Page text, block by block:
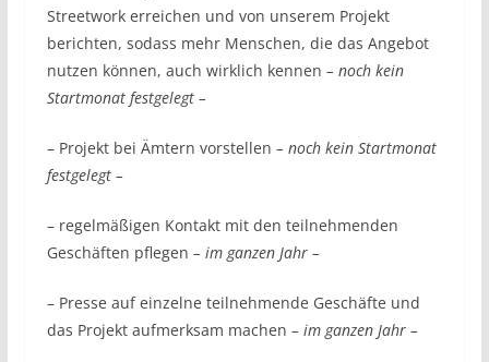
Streetwork erreichen und von unserem Projekt
berichten, sodass mehr Menschen, die das Angebot
nutzen können, auch wirklich kennen – noch kein
Startmonat festgelegt –
– Projekt bei Ämtern vorstellen – noch kein Startmonat
festgelegt –
– regelmäßigen Kontakt mit den teilnehmenden
Geschäften pflegen – im ganzen Jahr –
– Presse auf einzelne teilnehmende Geschäfte und
das Projekt aufmerksam machen – im ganzen Jahr –